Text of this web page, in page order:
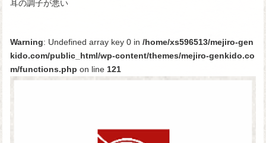
耳の調子が悪い
Warning: Undefined array key 0 in /home/xs596513/mejiro-gen
kido.com/public_html/wp-content/themes/mejiro-genkido.co
m/functions.php on line 121